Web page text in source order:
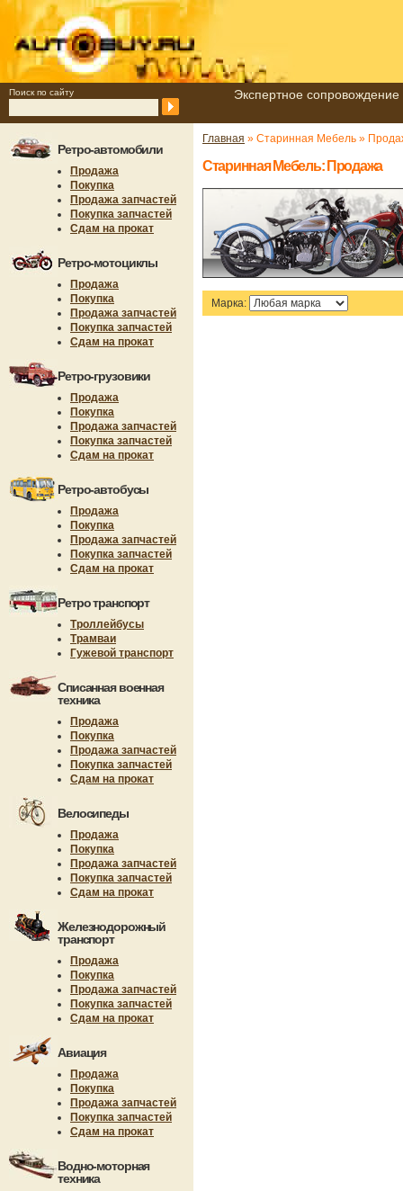
Поиск по сайту Экспертное
Ретро-автомобили
Продажа
Покупка
Продажа запчастей
Покупка запчастей
Сдам на прокат
Ретро-мотоциклы
Продажа
Покупка
Продажа запчастей
Покупка запчастей
Сдам на прокат
Ретро-грузовики
Продажа
Покупка
Продажа запчастей
Покупка запчастей
Сдам на прокат
Ретро-автобусы
Продажа
Покупка
Продажа запчастей
Покупка запчастей
Сдам на прокат
Ретро транспорт
Троллейбусы
Трамваи
Гужевой транспорт
Списанная военная
техника
Продажа
Покупка
Продажа запчастей
Покупка запчастей
Сдам на прокат
Велосипеды
Продажа
Покупка
Продажа запчастей
Покупка запчастей
Сдам на прокат
Железнодорожный
транспорт
Продажа
Покупка
Продажа запчастей
Покупка запчастей
Сдам на прокат
Авиация
Продажа
Покупка
Продажа запчастей
Покупка запчастей
Сдам на прокат
Водно-моторная
техника
Главная » Старинная Мебель »
Старинная Мебель: Продажа
Марка: